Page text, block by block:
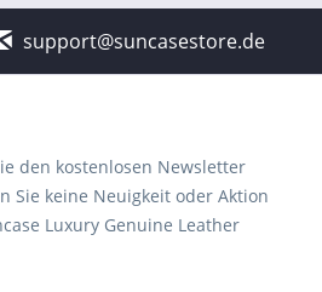
support@suncasestore.de
den kostenlosen Newsletter
Sie keine Neuigkeit oder Aktion
Luxury Genuine Leather